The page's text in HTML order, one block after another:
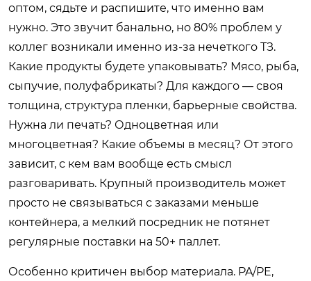
оптом, сядьте и распишите, что именно вам
нужно. Это звучит банально, но 80% проблем у
коллег возникали именно из-за нечеткого ТЗ.
Какие продукты будете упаковывать? Мясо, рыба,
сыпучие, полуфабрикаты? Для каждого — своя
толщина, структура пленки, барьерные свойства.
Нужна ли печать? Одноцветная или
многоцветная? Какие объемы в месяц? От этого
зависит, с кем вам вообще есть смысл
разговаривать. Крупный производитель может
просто не связываться с заказами меньше
контейнера, а мелкий посредник не потянет
регулярные поставки на 50+ паллет.
Особенно критичен выбор материала. PA/PE,